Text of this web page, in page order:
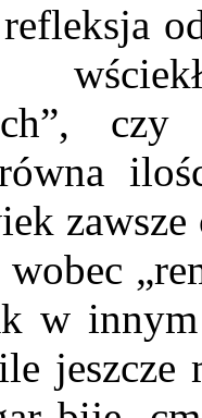
wobec
w
jeszcze